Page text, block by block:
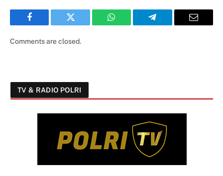
Facebook Twitter WhatsApp Telegram Email
Comments are closed.
TV & RADIO POLRI